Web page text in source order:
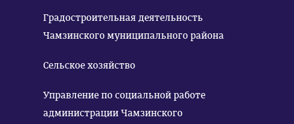
Градостроительная деятельность
Чамзинского муниципального района
Сельское хозяйство
Управление по социальной работе
администрации Чамзинского